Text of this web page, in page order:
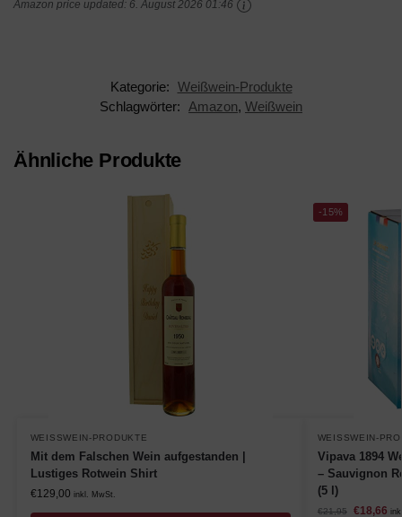
Amazon price updated: 6. August 2026 01:46
Kategorie: Weißwein-Produkte
Schlagwörter:
Amazon, Weißwein
Ähnliche Produkte
WEISSWEIN-PRODUKTE
Mit dem Falschen Wein aufgestanden |
Lustiges Rotwein Shirt
€129,00 inkl. MwSt.
-15%
WEISSWEIN-
Vipava 1894
– Sauvignon
(5 l)
€21,95 €18,66